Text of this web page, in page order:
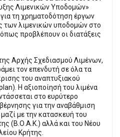
Λιμενικών Υποδομών»
τη χρηματοδότηση έργων
των λιμενικών υποδομών στο
προβλέπουν οι διατάξεις
Αρχής Σχεδιασμού Λιμένων,
τον επενδυτή σε όλα τα
του αναπτυξιακού
Η αξιοποίησή του λιμένα
στο ευρύτερο
για την αναβάθμιση
με την κατασκευή του
(Β.Ο.Α.Κ.) αλλά και του Νέου
Κρήτης.